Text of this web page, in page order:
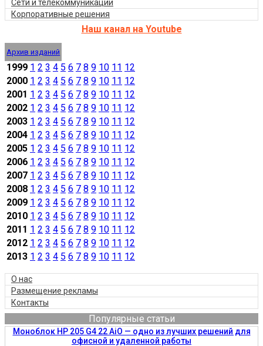
Сети и телекоммуникации
Корпоративные решения
Наш канал на Youtube
Архив изданий
1999 1 2 3 4 5 6 7 8 9 10 11 12
2000 1 2 3 4 5 6 7 8 9 10 11 12
2001 1 2 3 4 5 6 7 8 9 10 11 12
2002 1 2 3 4 5 6 7 8 9 10 11 12
2003 1 2 3 4 5 6 7 8 9 10 11 12
2004 1 2 3 4 5 6 7 8 9 10 11 12
2005 1 2 3 4 5 6 7 8 9 10 11 12
2006 1 2 3 4 5 6 7 8 9 10 11 12
2007 1 2 3 4 5 6 7 8 9 10 11 12
2008 1 2 3 4 5 6 7 8 9 10 11 12
2009 1 2 3 4 5 6 7 8 9 10 11 12
2010 1 2 3 4 5 6 7 8 9 10 11 12
2011 1 2 3 4 5 6 7 8 9 10 11 12
2012 1 2 3 4 5 6 7 8 9 10 11 12
2013 1 2 3 4 5 6 7 8 9 10 11 12
О нас
Размещение рекламы
Контакты
Популярные статьи
Моноблок HP 205 G4 22 AiO — одно из лучших решений для
офисной и удаленной работы